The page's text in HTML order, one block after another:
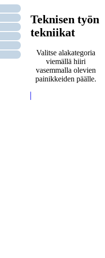
Teknisen työn
tekniikat
Valitse alakategoria
viemällä hiiri
vasemmalla olevien
painikkeiden päälle.